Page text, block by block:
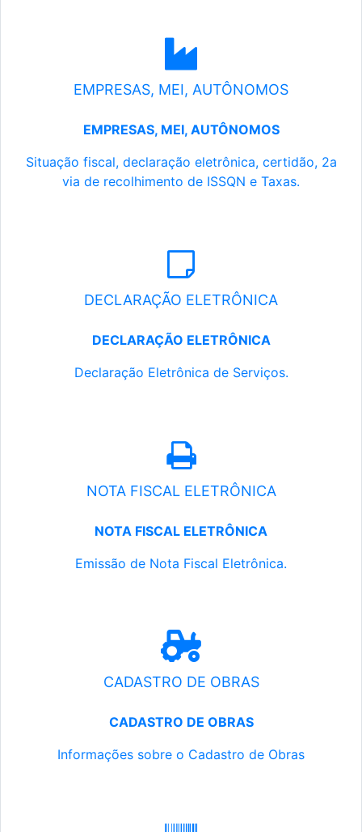
EMPRESAS, MEI, AUTÔNOMOS
EMPRESAS, MEI, AUTÔNOMOS
Situação fiscal, declaração eletrônica, certidão, 2a
via de recolhimento de ISSQN e Taxas.
DECLARAÇÃO ELETRÔNICA
DECLARAÇÃO ELETRÔNICA
Declaração Eletrônica de Serviços.
NOTA FISCAL ELETRÔNICA
NOTA FISCAL ELETRÔNICA
Emissão de Nota Fiscal Eletrônica.
CADASTRO DE OBRAS
CADASTRO DE OBRAS
Informações sobre o Cadastro de Obras